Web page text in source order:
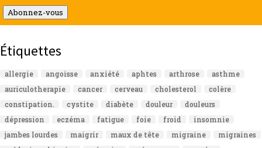
mail
Abonnez-vous
Étiquettes
allergie angoisse anxiété aphtes arthrose
asthme
auriculotherapie
cancer cerveau cholesterol
colère
constipation.
cystite diabète douleur
douleurs
dépression
eczéma fatigue foie froid
insomnie
jambes lourdes
maigrir maux de tête migraine
migraines